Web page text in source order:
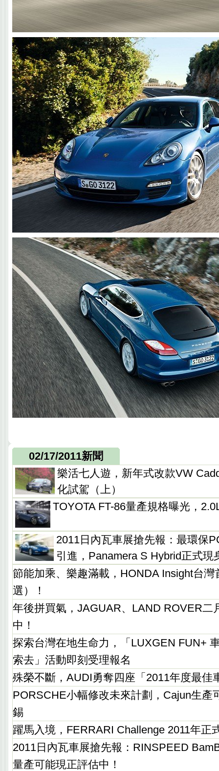
02/17/2011新聞
樂活七人遊，新年式改款VW
化試駕（上）
TOYOTA FT-86量產規格曝光，
2011日內瓦車展搶先報：最環保
引進，Panamera S Hybrid正式現
節能加乘、樂趣滿載，HONDA Insight台灣
選）！
年後拼買氣，JAGUAR、LAND ROVER二
中！
探索台灣在地生命力，「LUXGEN FUN+
索去」活動即刻受理報名
殊榮不斷，AUDI勇奪四座「2011年度最佳
PORSCHE小幅修改未來計劃，Cajun生產
錫
躍馬入境，FERRARI Challenge 2011年正
2011日內瓦車展搶先報：RINSPEED
量產可能現正評估中！